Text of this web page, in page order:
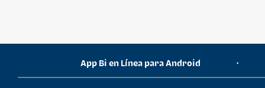
¿Necesitas ayuda?
App Bi en Línea para Android •